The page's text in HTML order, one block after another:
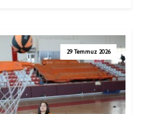
29 Temmuz 2026